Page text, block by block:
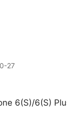
27
6(S)/6(S)